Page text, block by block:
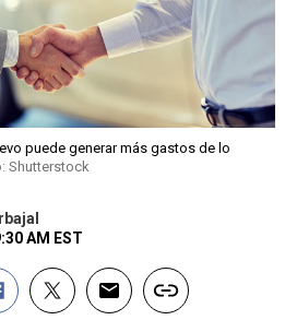
puede generar más gastos de lo
Shutterstock
AM EST